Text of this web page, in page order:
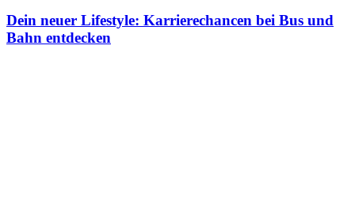
Dein neuer Lifestyle: Karrierechancen bei Bus und
Bahn entdecken